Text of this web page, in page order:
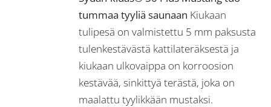
tummaa tyyliä saunaan Kiukaan
tulipesä on valmistettu 5 mm paksusta
tulenkestävästä kattilateräksestä ja
kiukaan ulkovaippa on korroosion
kestävää, sinkittyä terästä, joka on
maalattu tyylikkään mustaksi.